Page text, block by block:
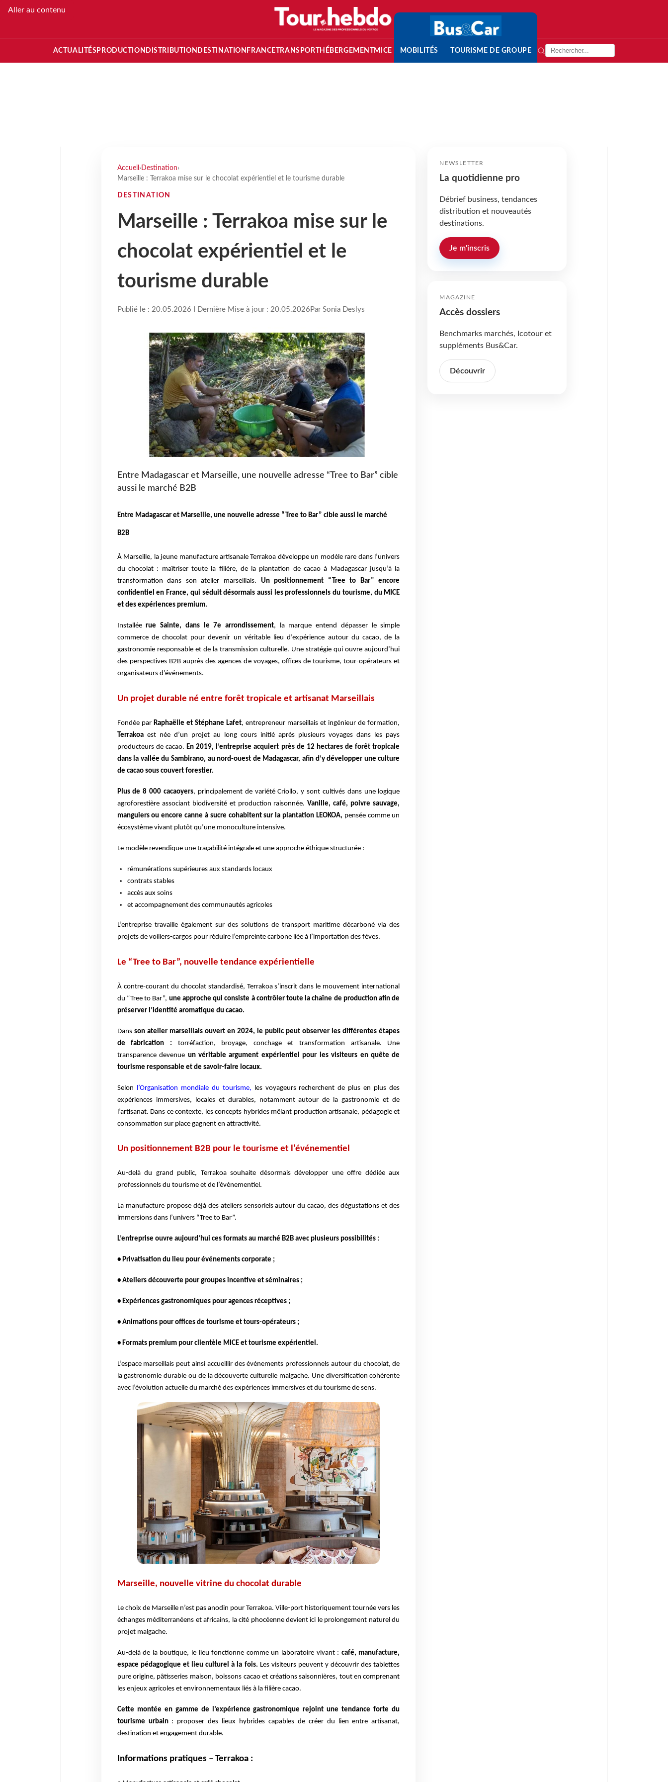
Aller au contenu
ACTUALITÉS PRODUCTION DISTRIBUTION DESTINATION FRANCETRANSPORT HÉBERGEMENTMICE MOBILITÉS TOURISME DE GROUPE
Accueil › Destination›
Marseille : Terrakoa mise sur le chocolat expérientiel et le tourisme durable
DESTINATION
Marseille : Terrakoa mise sur le
chocolat expérientiel et le
tourisme durable
Publié le : 20.05.2026 I Dernière Mise à jour : 20.05.2026 Par Sonia Deslys
Entre Madagascar et Marseille, une nouvelle adresse “Tree to Bar” cible
aussi le marché B2B
Entre Madagascar et Marseille, une nouvelle adresse “Tree to Bar” cible aussi le marché
B2B
À Marseille, la jeune manufacture artisanale Terrakoa développe un modèle rare dans l’univers
du chocolat : maîtriser toute la filière, de la plantation de cacao à Madagascar jusqu’à la
transformation dans son atelier marseillais. Un positionnement “Tree to Bar” encore
confidentiel en France, qui séduit désormais aussi les professionnels du tourisme, du MICE
et des expériences premium.
Installéerue Sainte, dans le 7e arrondissement, la marque entend dépasser le simple
commerce de chocolat pour devenir un véritable lieu d’expérience autour du cacao, de la
gastronomie responsable et de la transmission culturelle. Une stratégie qui ouvre aujourd’hui
des perspectives B2B auprès des agences de voyages, offices de tourisme, tour-opérateurs et
organisateurs d’événements.
Un projet durable né entre forêt tropicale et artisanat Marseillais
Fondée par Raphaëlle et Stéphane Lafet, entrepreneur marseillais et ingénieur de formation,
Terrakoa est née d’un projet au long cours initié après plusieurs voyages dans les pays
producteurs de cacao. En 2019, l’entreprise acquiert près de 12 hectares de forêt tropicale
dans la vallée du Sambirano, au nord-ouest de Madagascar, afin d’y développer une culture
de cacao sous couvert forestier.
Plus de 8 000 cacaoyers, principalement de variété Criollo, y sont cultivés dans une logique
agroforestière associant biodiversité et production raisonnée.Vanille, café, poivre sauvage,
manguiers ou encore canne à sucre cohabitent sur la plantation LEOKOA, pensée comme un
écosystème vivant plutôt qu’une monoculture intensive.
Le modèle revendique une traçabilité intégrale et une approche éthique structurée :
rémunérations supérieures aux standards locaux
contrats stables
accès aux soins
et accompagnement des communautés agricoles
L’entreprise travaille également sur des solutions de transport maritime décarboné via des
projets de voiliers-cargos pour réduire l’empreinte carbone liée à l’importation des fèves.
Le “Tree to Bar”, nouvelle tendance expérientielle
À contre-courant du chocolat standardisé, Terrakoa s’inscrit dans le mouvement international
du “Tree to Bar”, une approche qui consiste à contrôler toute la chaîne de production afin de
préserver l’identité aromatique du cacao.
Dans son atelier marseillais ouvert en 2024, le public peut observer les différentes étapes
de fabrication : torréfaction, broyage, conchage et transformation artisanale. Une
transparence devenue un véritable argument expérientiel pour les visiteurs en quête de
tourisme responsable et de savoir-faire locaux.
Selon l’Organisation mondiale du tourisme,
les voyageurs recherchent de plus en plus des
expériences immersives, locales et durables, notamment autour de la gastronomie et de
l’artisanat. Dans ce contexte, les concepts hybrides mêlant production artisanale, pédagogie et
consommation sur place gagnent en attractivité.
Un positionnement B2B pour le tourisme et l’événementiel
Au-delà du grand public, Terrakoa souhaite désormais développer une offre dédiée aux
professionnels du tourisme et de l’événementiel.
La manufacture propose déjà des ateliers sensoriels autour du cacao, des dégustations et des
immersions dans l’univers “Tree to Bar”.
L’entreprise ouvre aujourd’hui ces formats au marché B2B avec plusieurs possibilités :
• Privatisation du lieu pour événements corporate ;
• Ateliers découverte pour groupes incentive et séminaires ;
• Expériences gastronomiques pour agences réceptives ;
• Animations pour offices de tourisme et tours-opérateurs ;
• Formats premium pour clientèle MICE et tourisme expérientiel.
L’espace marseillais peut ainsi accueillir des événements professionnels autour du chocolat, de
la gastronomie durable ou de la découverte culturelle malgache. Une diversification cohérente
avec l’évolution actuelle du marché des expériences immersives et du tourisme de sens.
Marseille, nouvelle vitrine du chocolat durable
Le choix de Marseille n’est pas anodin pour Terrakoa. Ville-port historiquement tournée vers les
échanges méditerranéens et africains, la cité phocéenne devient ici le prolongement naturel du
projet malgache.
Au-delà de la boutique, le lieu fonctionne comme un laboratoire vivant : café, manufacture,
espace pédagogique et lieu culturel à la fois. Les visiteurs peuvent y découvrir des tablettes
pure origine, pâtisseries maison, boissons cacao et créations saisonnières, tout en comprenant
les enjeux agricoles et environnementaux liés à la filière cacao.
Cette montée en gamme de l’expérience gastronomique rejoint une tendance forte du
tourisme urbain: proposer des lieux hybrides capables de créer du lien entre artisanat,
destination et engagement durable.
Informations pratiques – Terrakoa :
NEWSLETTER
La quotidienne pro
Débrief business, tendances
distribution et nouveautés
destinations.
Je m'inscris
MAGAZINE
Accès dossiers
Benchmarks marchés, Icotour et
suppléments Bus&Car.
Découvrir